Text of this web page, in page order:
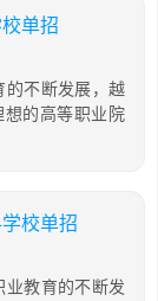
单招
的不断发展，越
的高等职业院
校单招
教育的不断发